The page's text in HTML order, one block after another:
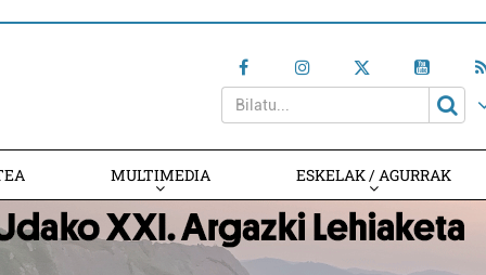
MULTIMEDIA ESKELAK / AGURRAK